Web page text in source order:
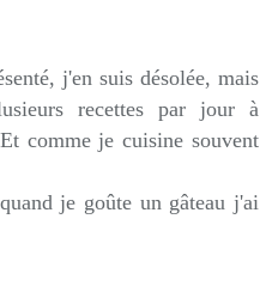
j'en suis désolée, mais
recettes par jour à
comme je cuisine souvent
je goûte un gâteau j'ai